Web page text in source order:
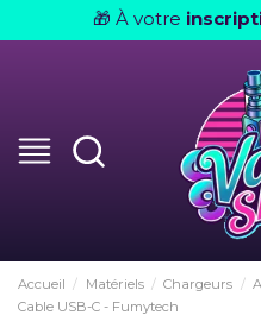
🎁 À votre
Accueil Matériels Chargeurs
Cable USB-C - Fumytech